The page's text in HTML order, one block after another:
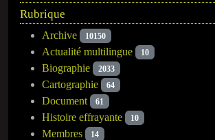
Rubrique
Archive 10150
Actualité multilingue 10
Biographie 2033
Cartographie 64
Document 61
Histoire effrayante 10
Membres 14